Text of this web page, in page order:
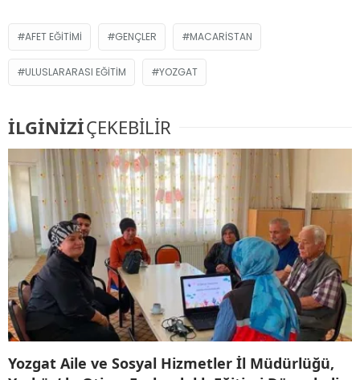
AFET EĞITIMI GENÇLER MACARISTAN
ULUSLARARASI EĞITIM YOZGAT
İLGİNİZİÇEKEBİLİR
Yozgat Aile ve Sosyal Hizmetler İl Müdürlüğü,